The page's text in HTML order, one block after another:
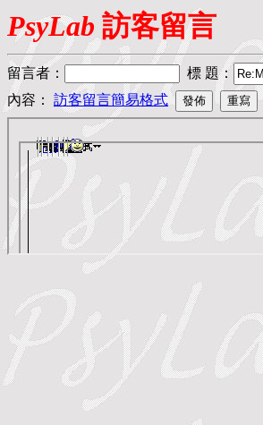
PsyLab 訪客留言
留言者 ： 標 題：
內容： 訪客留言簡易格式